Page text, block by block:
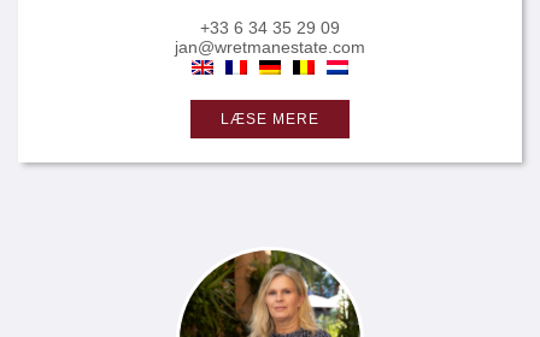
+33 6 34 35 29 09
jan@wretmanestate.com
LÆSE MERE